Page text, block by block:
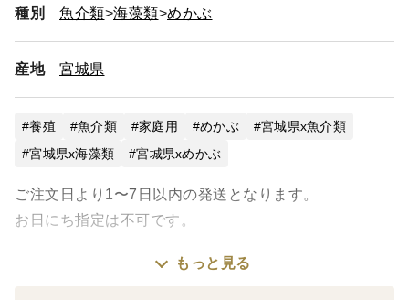
種別 魚介類 海藻類 めかぶ
産地 宮城県
養殖 魚介類 家庭用 めかぶ
宮城県x魚介類
宮城県x海藻類
宮城県xめかぶ
ご注文日より1〜7日以内の発送となります。
お日にち指定は不可です。
もっと見る